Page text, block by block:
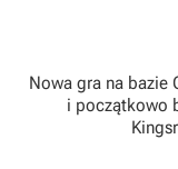
Nowa gra na bazie
i początkowo